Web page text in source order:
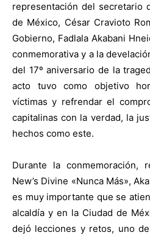
representación del secretario
de México, César Cravioto
Gobierno, Fadlala Akabani
conmemorativa y a la
del 17º aniversario de la
acto tuvo como objetivo
víctimas y refrendar el
capitalinas con la verdad, la
hechos como este.
Durante la conmemoración,
New’s Divine «Nunca Más»,
es muy importante que se
alcaldía y en la Ciudad de
dejó lecciones y retos, uno